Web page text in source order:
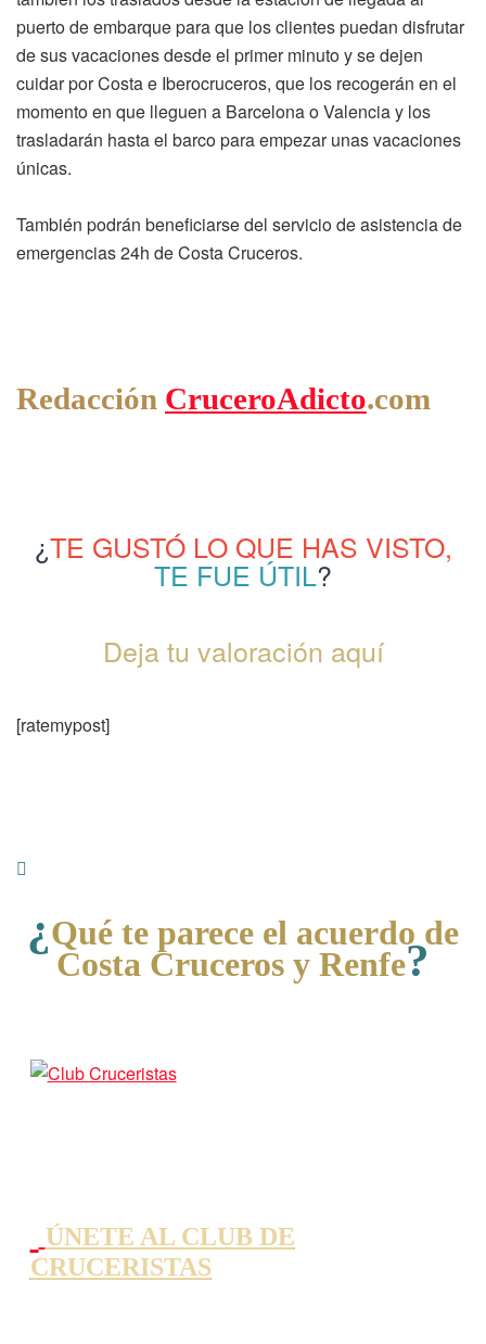
puerto de embarque para que los clientes puedan disfrutar
de sus vacaciones desde el primer minuto y se dejen
cuidar por Costa e Iberocruceros, que los recogerán en el
momento en que lleguen a Barcelona o Valencia y los
trasladarán hasta el barco para empezar unas vacaciones
únicas.
También podrán beneficiarse del servicio de asistencia de
emergencias 24h de Costa Cruceros.
Redacción CruceroAdicto.com
¿TE GUSTÓ LO QUE HAS VISTO,
TE FUE ÚTIL?
Deja tu valoración aquí
[ratemypost]
¿Qué te parece el acuerdo de
Costa Cruceros y Renfe?
ÚNETE AL CLUB DE
CRUCERISTAS